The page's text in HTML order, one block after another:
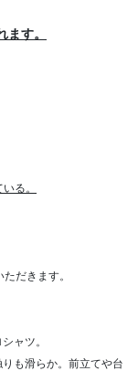
す。
る。
だきます。
ャツ。
も滑らか。前立てや台